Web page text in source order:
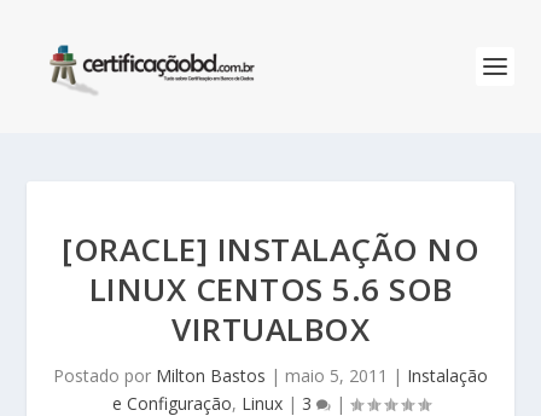
[ORACLE] INSTALAÇÃO NO
LINUX CENTOS 5.6 SOB
VIRTUALBOX
Postado por Milton Bastos | maio 5, 2011 | Instalação
e Configuração, Linux| 3 |